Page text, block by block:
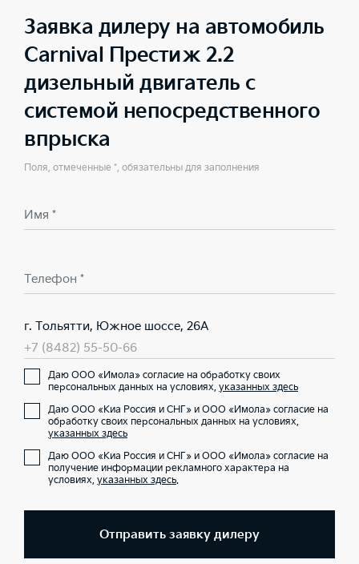
Заявка дилеру на автомобиль
Carnival Престиж 2.2
дизельный двигатель с
системой непосредственного
впрыска
Поля, отмеченные *, обязательны для заполнения
Имя *
Телефон *
г. Тольятти, Южное шоссе, 26А
+7 (8482) 55-50-66
Даю ООО «Имола» согласие на обработку своих
персональных данных на условиях, указанных здесь
Даю ООО «Киа Россия и СНГ» и ООО «Имола» согласие на
обработку своих персональных данных на условиях,
указанных здесь
Даю ООО «Киа Россия и СНГ» и ООО «Имола» согласие на
получение информации рекламного характера на
условиях, указанных здесь.
Отправить заявку дилеру